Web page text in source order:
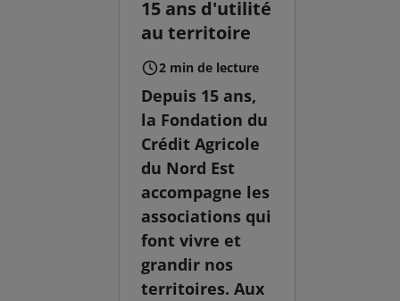
15 ans d'utilité
au territoire
2 min de lecture
Depuis 15 ans,
la Fondation du
Crédit Agricole
du Nord Est
accompagne les
associations qui
font vivre et
grandir nos
territoires. Aux